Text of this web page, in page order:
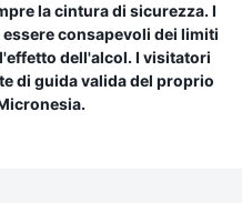
la cintura di sicurezza. I
consapevoli dei limiti
dell'alcol. I visitatori
di guida valida del proprio